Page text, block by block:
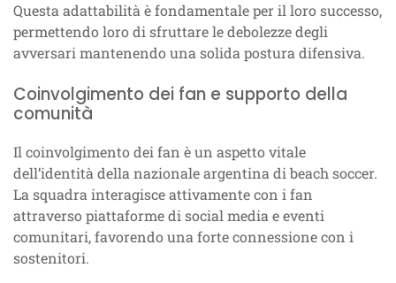
Questa adattabilità è fondamentale per il loro successo,
permettendo loro di sfruttare le debolezze degli
avversari mantenendo una solida postura difensiva.
Coinvolgimento dei fan e supporto della
comunità
Il coinvolgimento dei fan è un aspetto vitale
dell’identità della nazionale argentina di beach soccer.
La squadra interagisce attivamente con i fan
attraverso piattaforme di social media e eventi
comunitari, favorendo una forte connessione con i
sostenitori.